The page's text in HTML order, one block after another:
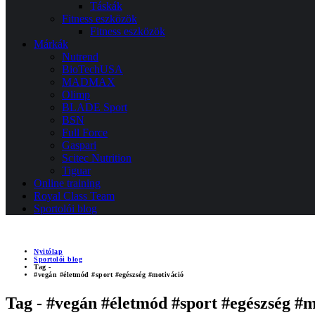
Táskák
Fitness eszközök
Fitness eszközök
Márkák
Nutrend
BioTechUSA
MADMAX
Olimp
BLADE Sport
BSN
Full Force
Gaspari
Scitec Nutrition
Tiguar
Online training
Royal Class Team
Sportolói blog
Nyitólap
Sportolói blog
Tag -
#vegán #életmód #sport #egészség #motiváció
Tag - #vegán #életmód #sport #egészség